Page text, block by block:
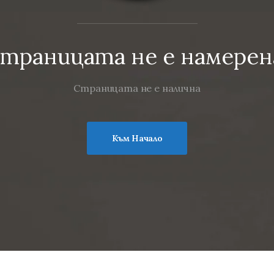
не е
Страницата не е налична
Към Начало